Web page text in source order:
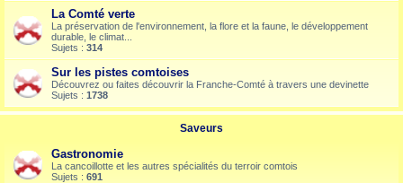
La Comté verte
La préservation de l'environnement, la flore et la faune, le développement
durable, le climat...
Sujets : 314
Sur les pistes comtoises
Découvrez ou faites découvrir la Franche-Comté à travers une devinette
Sujets : 1738
Saveurs
Gastronomie
La cancoillotte et les autres spécialités du terroir comtois
Sujets : 691